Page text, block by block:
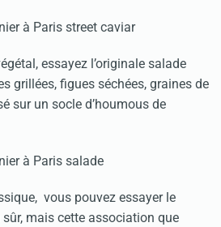
essayez l’originale salade
grillées, figues séchées, graines de
sur un socle d’houmous de
vous pouvez essayer le
mais cette association que